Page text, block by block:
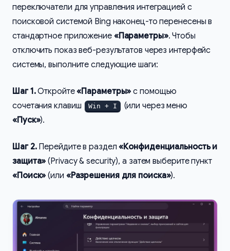
переключатели для управления интеграцией с
поисковой системой Bing наконец-то перенесены в
стандартное приложение «Параметры». Чтобы
отключить показ веб-результатов через интерфейс
системы, выполните следующие шаги:
Шаг 1.Откройте«Параметры» с помощью
сочетания клавиш
Win + I
(или через меню
«Пуск»).
Шаг 2.Перейдите в раздел«Конфиденциальность и
защита» (Privacy & security), а затем выберите пункт
«Поиск» (или «Разрешения для поиска»).